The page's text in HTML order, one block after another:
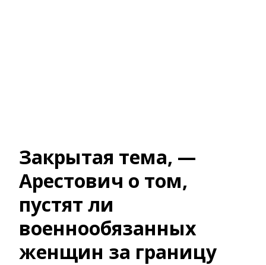
Закрытая тема, —
Арестович о том,
пустят ли
военнообязанных
женщин за границу